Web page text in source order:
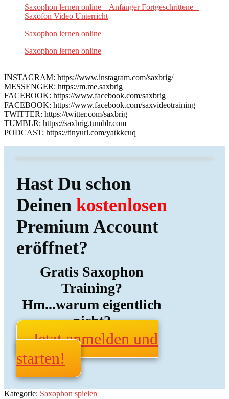
Saxophon lernen online – Anfänger Fortgeschrittene –
Saxofon Video Unterricht
Saxophon lernen online
Saxophon lernen online
INSTAGRAM: https://www.instagram.com/saxbrig/
MESSENGER: https://m.me.saxbrig
FACEBOOK: https://www.facebook.com/saxbrig
FACEBOOK: https://www.facebook.com/saxvideotraining
TWITTER: https://twitter.com/saxbrig
TUMBLR: https://saxbrig.tumblr.com
PODCAST: https://tinyurl.com/yatkkcuq
Hast Du schon
Deinen kostenlosen
Premium Account
eröffnet?
Gratis Saxophon
Training?
Hm...warum eigentlich
nicht?
Jetzt anmelden und
starten!
Kategorie: Saxophon spielen